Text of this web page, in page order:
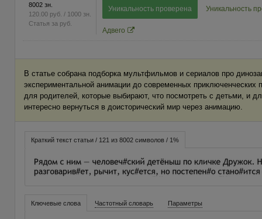
8002 зн.
120.00 руб. / 1000 зн.
Статья за руб.
Уникальность проверена Уникальность
Адвего
В статье собрана подборка мультфильмов и сериалов про
экспериментальной анимации до современных приключенческих
для родителей, которые выбирают, что посмотреть с детьми, и
интересно вернуться в доисторический мир через анимацию.
Краткий текст статьи / 121 из 8002 символов / 1%
Ключевые слова Частотный словарь Параметры